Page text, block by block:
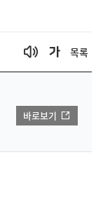
목록
바로보기